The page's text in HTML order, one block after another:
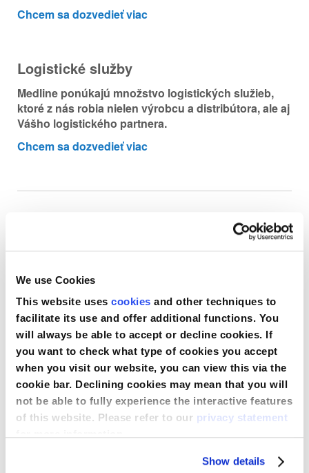
We use Cookies
This website uses cookies and other techniques to
facilitate its use and offer additional functions. You
will always be able to accept or decline cookies. If
you want to check what type of cookies you accept
when you visit our website, you can view this via the
cookie bar. Declining cookies may mean that you will
not be able to fully experience the interactive features
of this website. Please refer to our privacy statement
Show details
Chcem sa dozvedieť viac
Logistické služby
Medline ponúkajú množstvo logistických služieb,
ktoré z nás robia nielen výrobcu a distribútora, ale aj
Vášho logistického partnera.
Chcem sa dozvedieť viac
Katalógy našich produktov
Medline vždy pozoruje potreby trhu a ponúka nové
produkty a riešenia reagujúce na neustále sa meniace
potreby a požiadavky. Katalóg produktov zostavuje
Medline produkty podľa kategórie, aby ste mohli rýchlo
nájsť, čo hľadáte a dozvedieť sa viac o doplnkových
produktoch. Cez nižšie uvedené odkazy sa dostanete
na naše katalógy produktov.
Anglický katalóg
Francúzskykatalóg
Nemecký katalóg